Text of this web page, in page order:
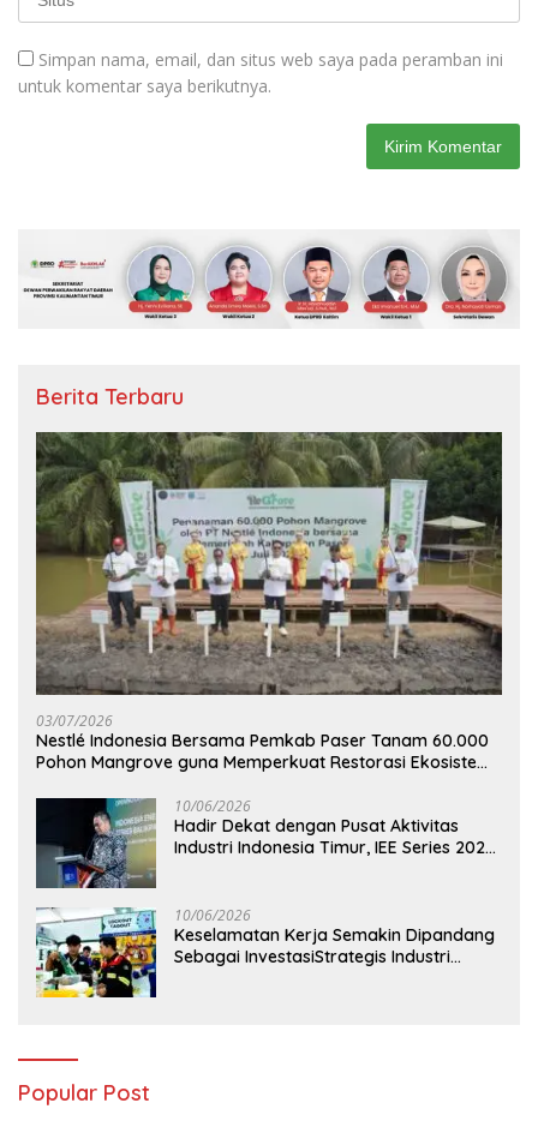
Simpan nama, email, dan situs web saya pada peramban ini
untuk komentar saya berikutnya.
Berita Terbaru
03/07/2026
Nestlé Indonesia Bersama Pemkab Paser Tanam 60.000
Pohon Mangrove guna Memperkuat Restorasi Ekosistem
10/06/2026
Hadir Dekat dengan Pusat Aktivitas
Industri Indonesia Timur, IEE Series 2026
10/06/2026
Keselamatan Kerja Semakin Dipandang
Sebagai InvestasiStrategis Industri
Popular Post